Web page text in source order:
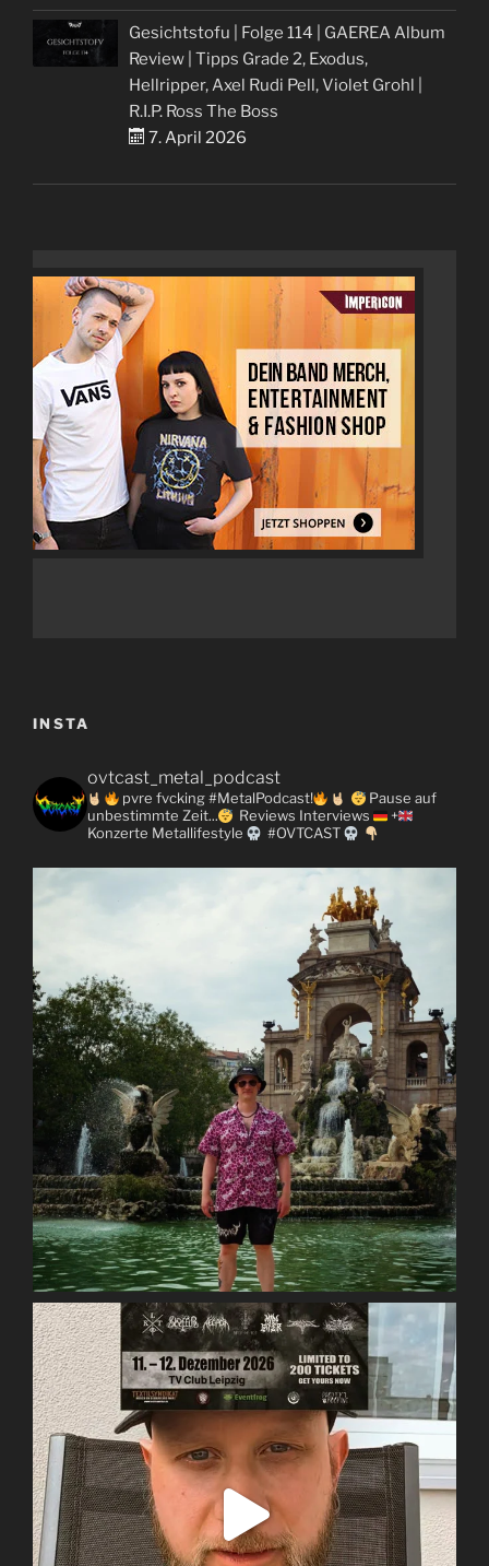
Gesichtstofu | Folge 114 | GAEREA Album
Review | Tipps Grade 2, Exodus,
Hellripper, Axel Rudi Pell, Violet Grohl |
R.I.P. Ross The Boss
7. April 2026
INSTA
ovtcast_metal_podcast
pvre fvcking #MetalPodcast!
Pause auf
unbestimmte Zeit...
Reviews Interviews
+
Konzerte Metallifestyle #OVTCAST